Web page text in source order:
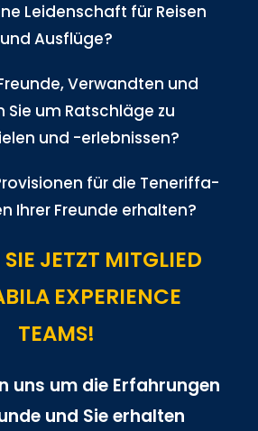
Leidenschaft für Reisen
und Ausflüge?
Verwandten und
Sie um Ratschläge zu
und -erlebnissen?
für die Teneriffa-
Ihrer Freunde erhalten?
JETZT MITGLIED
EXPERIENCE
TEAMS!
uns um die Erfahrungen
und Sie erhalten